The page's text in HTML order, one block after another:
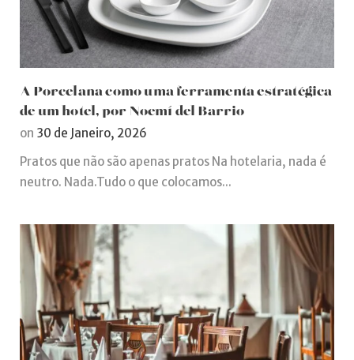
A Porcelana como uma ferramenta estratégica
de um hotel, por Noemí del Barrio
on 30 de Janeiro, 2026
Pratos que não são apenas pratos Na hotelaria, nada é
neutro. Nada.Tudo o que colocamos...